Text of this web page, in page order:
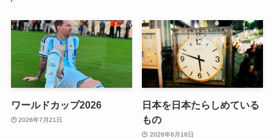
ワールドカップ2026
2026年7月21日
日本を日本たらしめている
もの
2026年6月16日